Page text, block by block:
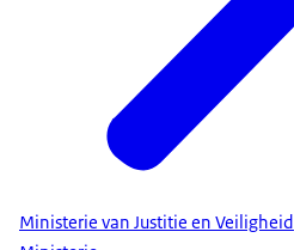
Ministerie van Justitie en Veiligheid